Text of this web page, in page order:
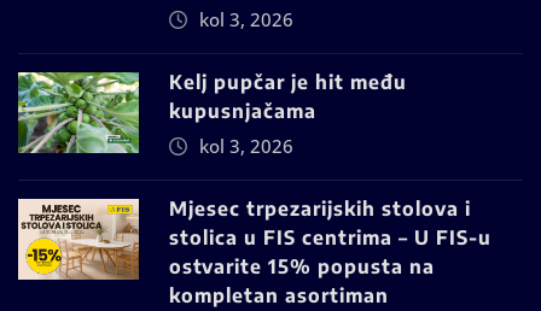
kol 3, 2026
Kelj pupčar je hit među
kupusnjačama
kol 3, 2026
Mjesec trpezarijskih stolova i
stolica u FIS centrima – U FIS-u
ostvarite 15% popusta na
kompletan asortiman